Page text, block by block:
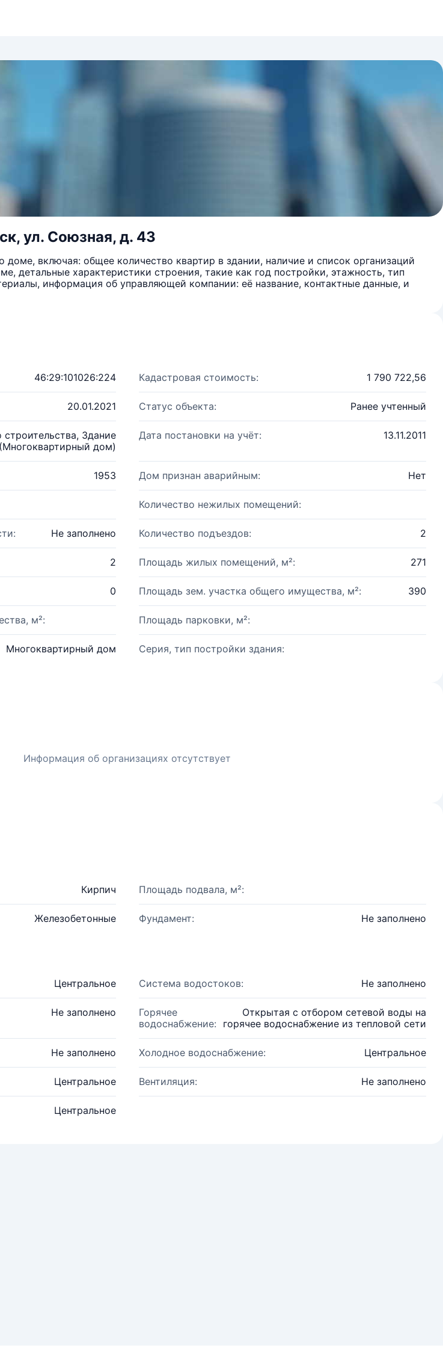
ул. Союзная, д. 43
включая: общее количество квартир в здании, наличие и список организаций
детальные характеристики строения, такие как год постройки, этажность, тип
информация об управляющей компании: её название, контактные данные, и
46:29:101026:224 Кадастровая стоимость: 1 790 722,56
20.01.2021 Статус объекта: Ранее учтенный
строительства, Здание
(Многоквартирный дом)
Дата постановки на учёт: 13.11.2011
1953 Дом признан аварийным: Нет
Количество нежилых помещений:
Не заполнено Количество подъездов: 2
2 Площадь жилых помещений, м²: 271
0 Площадь зем. участка общего имущества, м²: 390
м²: Площадь парковки, м²:
Многоквартирный дом Серия, тип постройки здания:
Информация об организациях отсутствует
Кирпич Площадь подвала, м²:
Железобетонные Фундамент: Не заполнено
Центральное Система водостоков: Не заполнено
Не заполнено
Горячее
водоснабжение:
Открытая с отбором сетевой воды на
горячее водоснабжение из тепловой сети
Не заполнено Холодное водоснабжение: Центральное
Центральное Вентиляция: Не заполнено
Центральное